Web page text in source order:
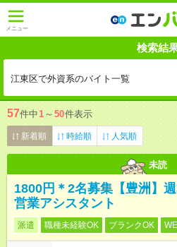
メニュー
検索結
江東区で外資系のバイト一覧
57件中1 ～ 50件表示
新着順 時給順 人気順
未読
1800円＊2名募集【豊洲】
営業アシスタント
派遣 職種未経験OK ブランクOK